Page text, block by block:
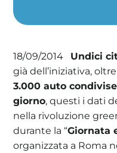
18/09/2014 Undici
già dell’iniziativa,
3.000 auto condivise
giorno, questi i dati
nella rivoluzione
durante la “Giornata
organizzata a Roma